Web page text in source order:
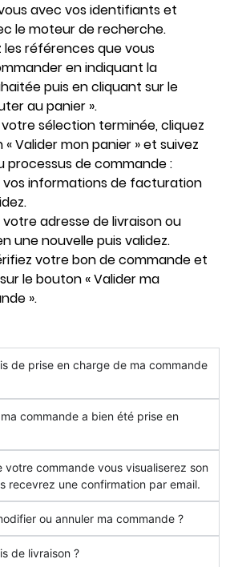
avec vos identifiants et
le moteur de recherche.
les références que vous
en indiquant la
puis en cliquant sur le
au panier ».
sélection terminée, cliquez
Valider mon panier » et suivez
processus de commande :
vos informations de facturation
adresse de livraison ou
une nouvelle puis validez.
votre bon de commande et
le bouton « Valider ma
».
de prise en charge de ma commande
commande a bien été prise en
votre commande vous visualiserez son
recevrez une confirmation par email.
ou annuler ma commande ?
de livraison ?